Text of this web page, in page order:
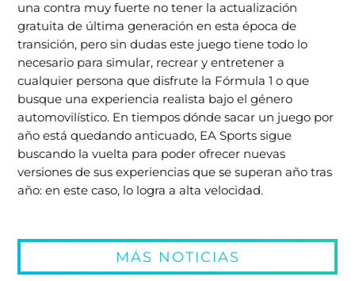
una contra muy fuerte no tener la actualización
gratuita de última generación en esta época de
transición, pero sin dudas este juego tiene todo lo
necesario para simular, recrear y entretener a
cualquier persona que disfrute la Fórmula 1 o que
busque una experiencia realista bajo el género
automovilístico. En tiempos dónde sacar un juego por
año está quedando anticuado, EA Sports sigue
buscando la vuelta para poder ofrecer nuevas
versiones de sus experiencias que se superan año tras
año: en este caso, lo logra a alta velocidad.
MÁS NOTICIAS